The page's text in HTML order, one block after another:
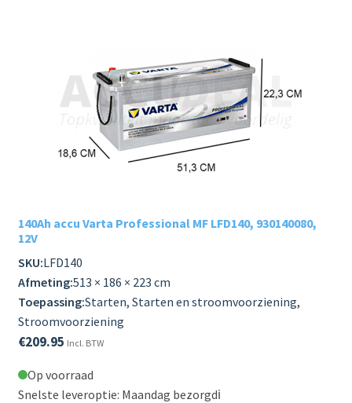
140Ah accu Varta Professional MF LFD140, 930140080,
12V
SKU:LFD140
Afmeting:513 × 186 × 223 cm
Toepassing:Starten, Starten en stroomvoorziening,
Stroomvoorziening
€209.95 Incl. BTW
Op voorraad
Snelste leveroptie: Maandag bezorgdℹ️